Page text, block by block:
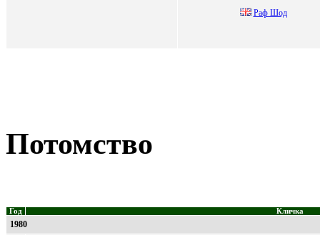
Paф Шод
Потомство
Год Кличка
1980